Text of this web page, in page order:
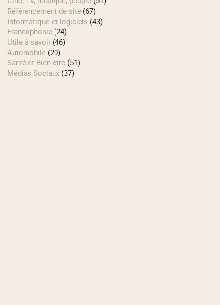
Référencement de site (67)
Informatique et logiciels (43)
Francophonie (24)
Utile à savoir (46)
Automobile (20)
Santé et Bien-être (51)
Médias Sociaux (37)